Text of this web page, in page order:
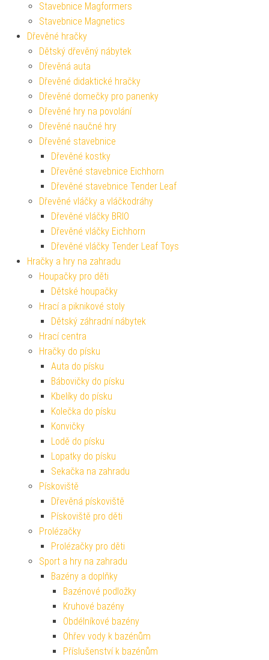
Stavebnice Magformers
Stavebnice Magnetics
Dřevěné hračky
Dětský dřevěný nábytek
Dřevěná auta
Dřevěné didaktické hračky
Dřevěné domečky pro panenky
Dřevěné hry na povolání
Dřevěné naučné hry
Dřevěné stavebnice
Dřevěné kostky
Dřevěné stavebnice Eichhorn
Dřevěné stavebnice Tender Leaf
Dřevěné vláčky a vláčkodráhy
Dřevěné vláčky BRIO
Dřevěné vláčky Eichhorn
Dřevěné vláčky Tender Leaf Toys
Hračky a hry na zahradu
Houpačky pro děti
Dětské houpačky
Hrací a piknikové stoly
Dětský záhradní nábytek
Hrací centra
Hračky do písku
Auta do písku
Bábovičky do písku
Kbelíky do písku
Kolečka do písku
Konvičky
Lodě do písku
Lopatky do písku
Sekačka na zahradu
Pískoviště
Dřevěná pískoviště
Pískoviště pro děti
Prolézačky
Prolézačky pro děti
Sport a hry na zahradu
Bazény a doplňky
Bazénové podložky
Kruhové bazény
Obdélníkové bazény
Ohřev vody k bazénům
Příslušenství k bazénům